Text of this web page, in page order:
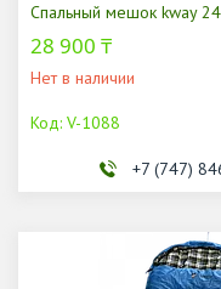
Спальный мешок kway
28 900 ₸
Нет в наличии
V-1088
+7 (747)